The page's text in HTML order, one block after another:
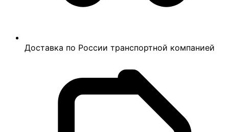
Доставка по России транспортной компанией